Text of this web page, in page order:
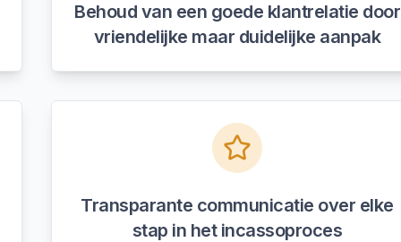
Behoud van een goede klantrelatie door
vriendelijke maar duidelijke aanpak
Transparante communicatie over elke
stap in het incassoproces